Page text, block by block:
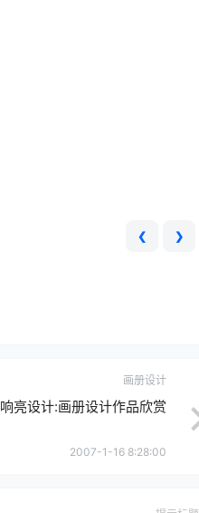
❮ ❯
画册设计
响亮设计:画册设计作品欣赏
2007-1-16 8:28:00